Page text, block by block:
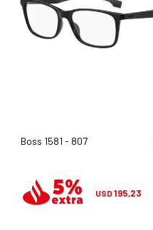
Boss 1581 - 807
USD 195,23